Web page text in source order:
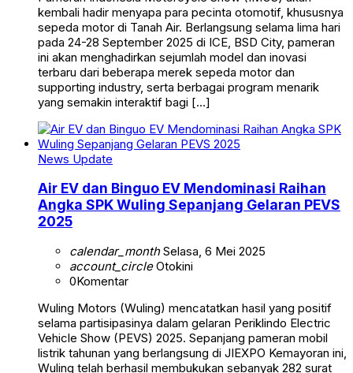
kembali hadir menyapa para pecinta otomotif, khususnya
sepeda motor di Tanah Air. Berlangsung selama lima hari
pada 24-28 September 2025 di ICE, BSD City, pameran
ini akan menghadirkan sejumlah model dan inovasi
terbaru dari beberapa merek sepeda motor dan
supporting industry, serta berbagai program menarik
yang semakin interaktif bagi […]
News Update
Air EV dan Binguo EV Mendominasi Raihan
Angka SPK Wuling Sepanjang Gelaran PEVS
2025
calendar_monthSelasa, 6 Mei 2025
account_circleOtokini
0Komentar
Wuling Motors (Wuling) mencatatkan hasil yang positif
selama partisipasinya dalam gelaran Periklindo Electric
Vehicle Show (PEVS) 2025. Sepanjang pameran mobil
listrik tahunan yang berlangsung di JIEXPO Kemayoran ini,
Wuling telah berhasil membukukan sebanyak 282 surat